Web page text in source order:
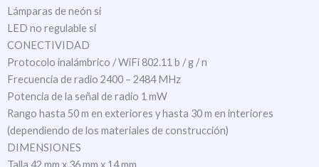
Lámparas de neón si
LED no regulable si
CONECTIVIDAD
Protocolo inalámbrico / WiFi 802.11 b / g / n
Frecuencia de radio 2400 – 2484 MHz
Potencia de la señal de radio 1 mW
Rango hasta 50 m en exteriores y hasta 30 m en interiores
(dependiendo de los materiales de construcción)
DIMENSIONES
Talla 42 mm x 36 mm x 14 mm